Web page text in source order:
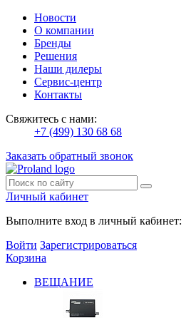
Новости
О компании
Бренды
Решения
Наши дилеры
Сервис-центр
Контакты
Свяжитесь с нами:
+7 (499) 130 68 68
Заказать обратный звонок
Личный кабинет
Выполните вход в личный кабинет:
Войти Зарегистрироваться
Корзина
ВЕЩАНИЕ